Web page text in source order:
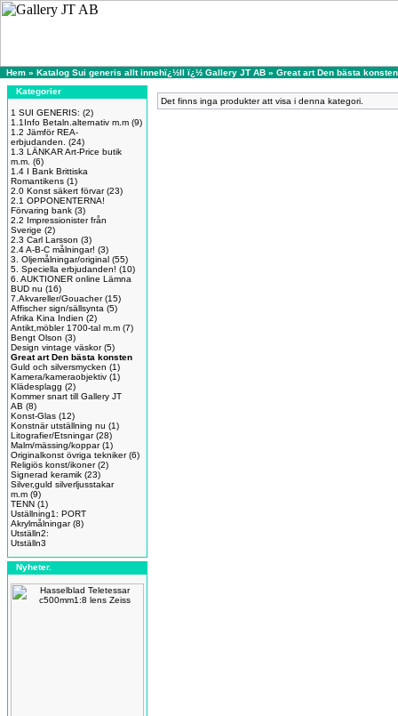
Hem » Katalog Sui generis allt innehï¿½ll ï¿½ Gallery JT AB » Great art Den bästa konsten
Kategorier
1 SUI GENERIS: (2)
1.1Info Betaln.alternativ m.m (9)
1.2 Jämför REA-
erbjudanden.
(24)
1.3 LÄNKAR Art-Price butik
m.m. (6)
1.4 I Bank Brittiska
Romantikens (1)
2.0 Konst säkert förvar(23)
2.1 OPPONENTERNA!
Förvaring bank (3)
2.2 Impressionister från
Sverige (2)
2.3 Carl Larsson (3)
2.4 A-B-C målningar! (3)
3. Oljemålningar/original (55)
5. Speciella erbjudanden! (10)
6. AUKTIONER online Lämna
BUD nu (16)
7.Akvareller/Gouacher(15)
Affischer sign/sällsynta (5)
Afrika Kina Indien (2)
Antikt,möbler 1700-tal m.m (7)
Bengt Olson (3)
Design vintage väskor(5)
Great art Den bästa konsten
Guld och silversmycken (1)
Kamera/kameraobjektiv (1)
Klädesplagg (2)
Kommer snart till Gallery JT
AB (8)
Konst-Glas (12)
Konstnär utställning nu (1)
Litografier/Etsningar(28)
Malm/mässing/koppar(1)
Originalkonst övriga tekniker(6)
Religiös konst/ikoner(2)
Signerad keramik (23)
Silver,guld silverljusstakar
m.m (9)
TENN (1)
Uställning1: PORT
Akrylmålningar(8)
Utställn2:
Utställn3
Nyheter.
Det finns inga produkter att visa i denna kategori.